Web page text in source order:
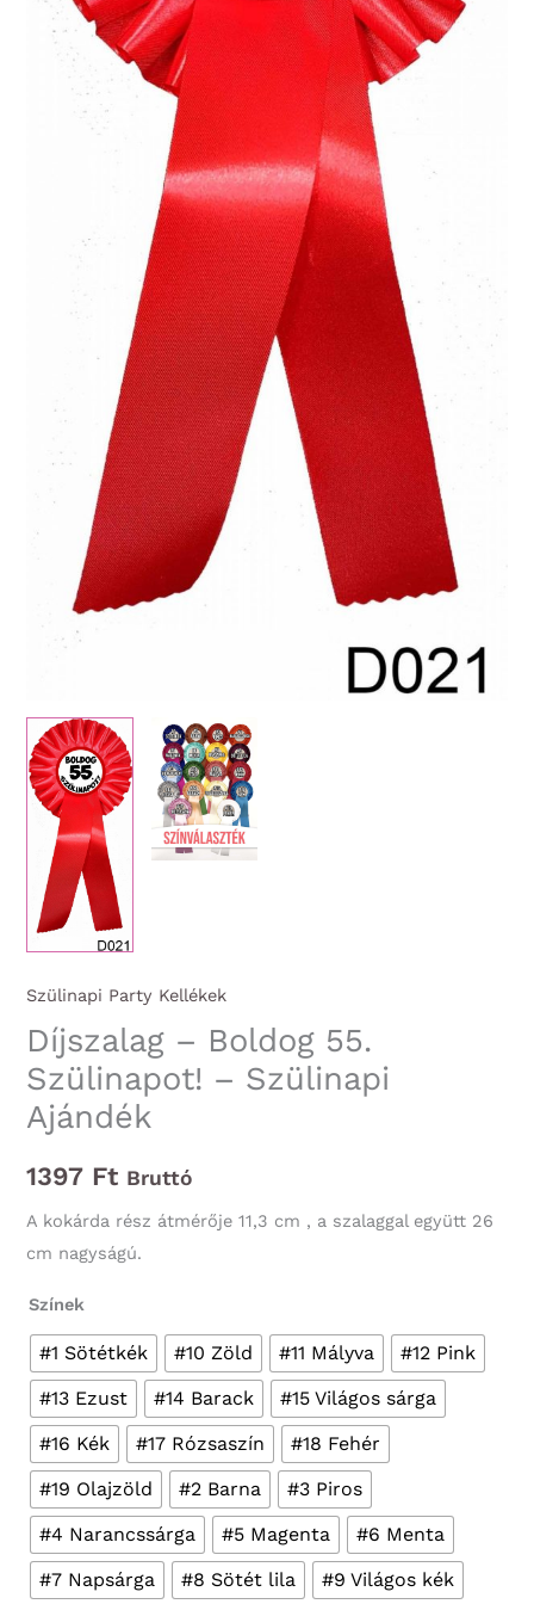
Szülinapi Party Kellékek
Díjszalag – Boldog 55.
Szülinapot! – Szülinapi
Ajándék
1397 Ft Bruttó
A kokárda rész átmérője 11,3 cm , a szalaggal együtt 26
cm nagyságú.
Színek
#1 Sötétkék #10 Zöld #11 Mályva
#12 Pink
#13 Ezust
#14 Barack
#15 Világos sárga
#16 Kék
#17 Rózsaszín
#18 Fehér
#19 Olajzöld
#2 Barna
#3 Piros
#4 Narancssárga
#5 Magenta
#6 Menta
#7 Napsárga
#8 Sötét lila #9 Világos kék